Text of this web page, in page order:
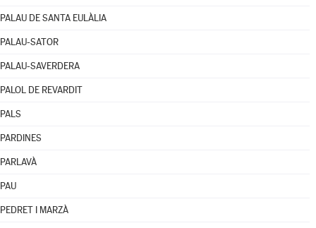
PALAU DE SANTA EULÀLIA
PALAU-SATOR
PALAU-SAVERDERA
PALOL DE REVARDIT
PALS
PARDINES
PARLAVÀ
PAU
PEDRET I MARZÀ